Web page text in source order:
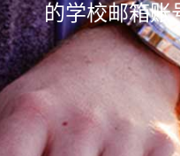
的学校邮箱账